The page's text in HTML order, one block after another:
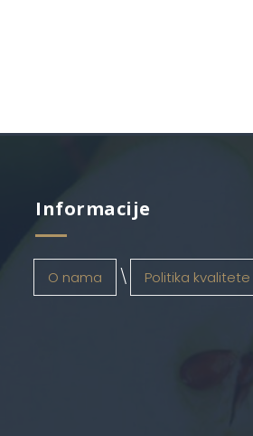
Informacije
O nama Politika kvalitete